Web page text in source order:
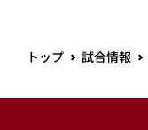
トップ 試合情報